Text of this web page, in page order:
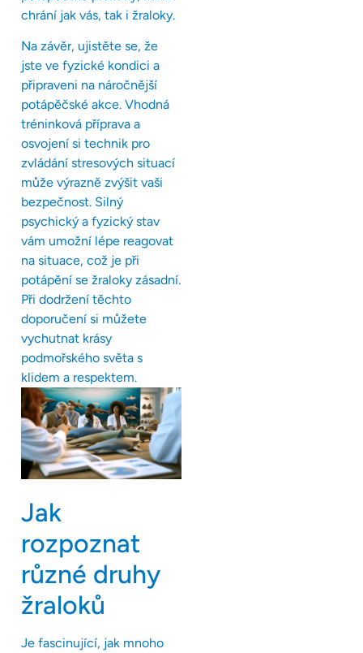
chrání jak vás, tak i žraloky.
Na závěr, ujistěte se, že
jste ve fyzické kondici a
připraveni na náročnější
potápěčské akce. Vhodná
tréninková příprava a
osvojení si technik pro
zvládání stresových situací
může výrazně zvýšit vaši
bezpečnost. Silný
psychický a fyzický stav
vám umožní lépe reagovat
na situace, což je při
potápění se žraloky zásadní.
Při dodržení těchto
doporučení si můžete
vychutnat krásy
podmořského světa s
klidem a respektem.
Jak
rozpoznat
různé druhy
žraloků
Je fascinující, jak mnoho